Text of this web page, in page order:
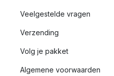
Veelgestelde vragen
Verzending
Volg je pakket
Algemene voorwaarden